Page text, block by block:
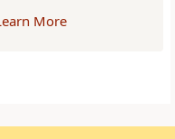
More